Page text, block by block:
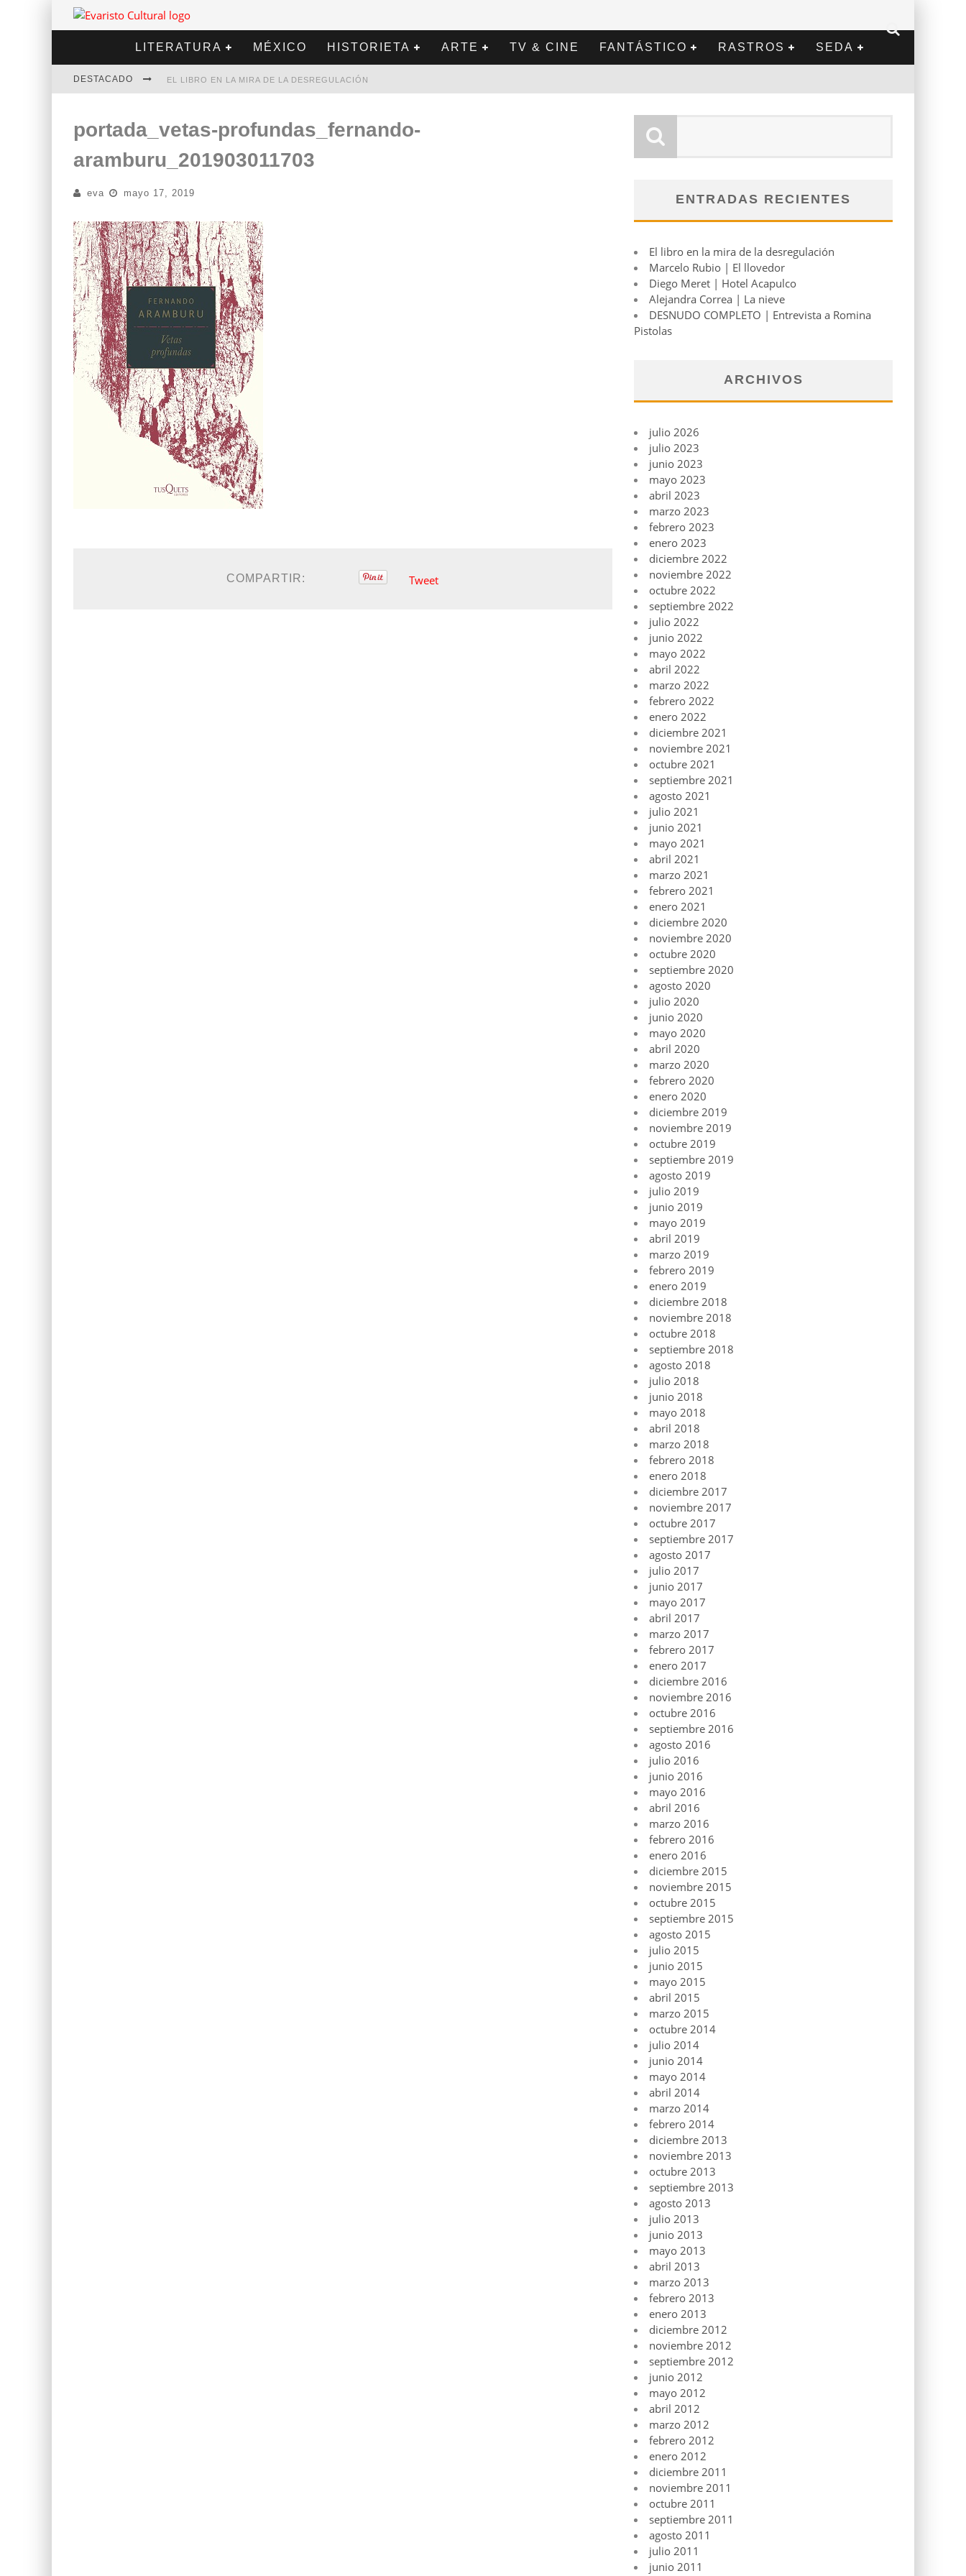
LITERATURA MÉXICO HISTORIETA ARTE TV & CINE FANTÁSTICO RASTROS SEDA
DESTACADO EL LIBRO EN LA MIRA DE LA DESREGULACIÓN
DIEGO MERET | HOTEL ACAPULCO
ALEJANDRA CORREA | LA NIEVE
portada_vetas-profundas_fernando-
aramburu_201903011703
eva mayo 17, 2019
COMPARTIR: Tweet
ENTRADAS RECIENTES
El libro en la mira de la desregulación
Marcelo Rubio | El llovedor
Diego Meret | Hotel Acapulco
Alejandra Correa | La nieve
DESNUDO COMPLETO | Entrevista a Romina
Pistolas
ARCHIVOS
julio 2026
julio 2023
junio 2023
mayo 2023
abril 2023
marzo 2023
febrero 2023
enero 2023
diciembre 2022
noviembre 2022
octubre 2022
septiembre 2022
julio 2022
junio 2022
mayo 2022
abril 2022
marzo 2022
febrero 2022
enero 2022
diciembre 2021
noviembre 2021
octubre 2021
septiembre 2021
agosto 2021
julio 2021
junio 2021
mayo 2021
abril 2021
marzo 2021
febrero 2021
enero 2021
diciembre 2020
noviembre 2020
octubre 2020
septiembre 2020
agosto 2020
julio 2020
junio 2020
mayo 2020
abril 2020
marzo 2020
febrero 2020
enero 2020
diciembre 2019
noviembre 2019
octubre 2019
septiembre 2019
agosto 2019
julio 2019
junio 2019
mayo 2019
abril 2019
marzo 2019
febrero 2019
enero 2019
diciembre 2018
noviembre 2018
octubre 2018
septiembre 2018
agosto 2018
julio 2018
junio 2018
mayo 2018
abril 2018
marzo 2018
febrero 2018
enero 2018
diciembre 2017
noviembre 2017
octubre 2017
septiembre 2017
agosto 2017
julio 2017
junio 2017
mayo 2017
abril 2017
marzo 2017
febrero 2017
enero 2017
diciembre 2016
noviembre 2016
octubre 2016
septiembre 2016
agosto 2016
julio 2016
junio 2016
mayo 2016
abril 2016
marzo 2016
febrero 2016
enero 2016
diciembre 2015
noviembre 2015
octubre 2015
septiembre 2015
agosto 2015
julio 2015
junio 2015
mayo 2015
abril 2015
marzo 2015
octubre 2014
julio 2014
junio 2014
mayo 2014
abril 2014
marzo 2014
febrero 2014
diciembre 2013
noviembre 2013
octubre 2013
septiembre 2013
agosto 2013
julio 2013
junio 2013
mayo 2013
abril 2013
marzo 2013
febrero 2013
enero 2013
diciembre 2012
noviembre 2012
septiembre 2012
junio 2012
mayo 2012
abril 2012
marzo 2012
febrero 2012
enero 2012
diciembre 2011
noviembre 2011
octubre 2011
septiembre 2011
agosto 2011
julio 2011
junio 2011